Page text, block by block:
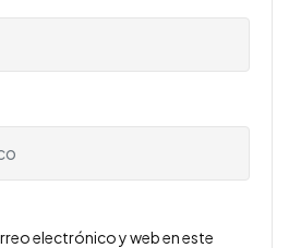
electrónico y web en este